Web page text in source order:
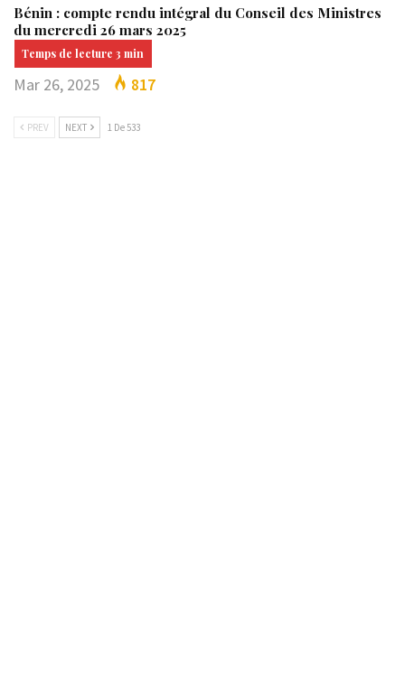
Bénin : compte rendu intégral du Conseil des Ministres
du mercredi 26 mars 2025
Mar 26, 2025 817
PREV NEXT 1 De 533